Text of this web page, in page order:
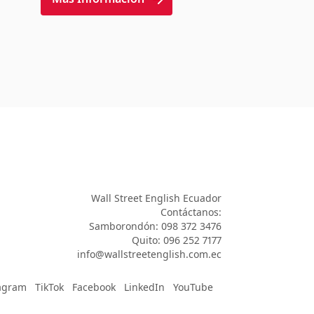
Wall Street English Ecuador
Contáctanos:
Samborondón: 098 372 3476
Quito: 096 252 7177
info@wallstreetenglish.com.ec
TikTok Facebook LinkedIn YouTube